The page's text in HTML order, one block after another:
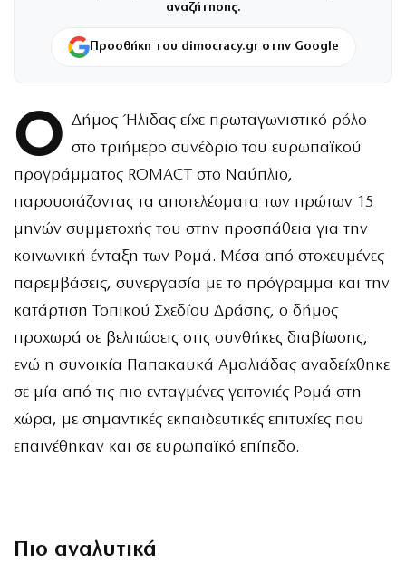
αναζήτησης.
Προσθήκη του dimocracy.gr στην Google
Ο Δήμος Ήλιδας είχε πρωταγωνιστικό ρόλο
στο τριήμερο συνέδριο του ευρωπαϊκού
προγράμματος ROMACT στο Ναύπλιο,
παρουσιάζοντας τα αποτελέσματα των πρώτων 15
μηνών συμμετοχής του στην προσπάθεια για την
κοινωνική ένταξη των Ρομά. Μέσα από στοχευμένες
παρεμβάσεις, συνεργασία με το πρόγραμμα και την
κατάρτιση Τοπικού Σχεδίου Δράσης, ο δήμος
προχωρά σε βελτιώσεις στις συνθήκες διαβίωσης,
ενώ η συνοικία Παπακαυκά Αμαλιάδας αναδείχθηκε
σε μία από τις πιο ενταγμένες γειτονιές Ρομά στη
χώρα, με σημαντικές εκπαιδευτικές επιτυχίες που
επαινέθηκαν και σε ευρωπαϊκό επίπεδο.
Πιο αναλυτικά